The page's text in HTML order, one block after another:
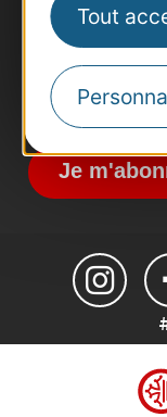
Tout
Voyagistes
Destination
Inscrivez-vous
Destination
suggestions de
Je